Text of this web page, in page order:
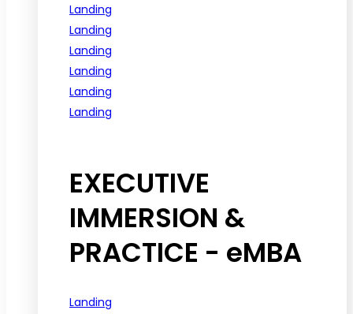
Landing
Landing
Landing
Landing
Landing
Landing
EXECUTIVE
IMMERSION &
PRACTICE - eMBA
Landing